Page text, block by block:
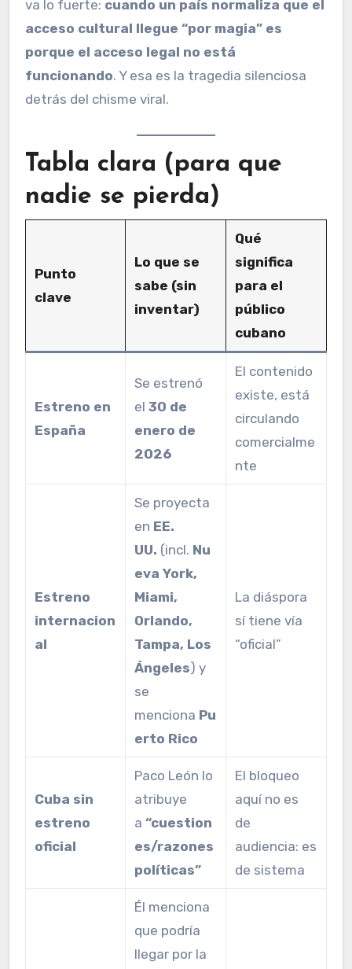
va lo fuerte: cuando un país normaliza que el
acceso cultural llegue “por magia” es
porque el acceso legal no está
funcionando. Y esa es la tragedia silenciosa
detrás del chisme viral.
Tabla clara (para que
nadie se pierda)
Punto
clave
Lo que se
sabe (sin
inventar)
Qué
significa
para el
público
cubano
Estreno en
España
Se estrenó
el30 de
enero de
2026
El contenido
existe, está
circulando
comercialme
nte
Estreno
internacion
al
Se proyecta
en EE.
UU. (incl. Nu
eva York,
Miami,
Orlando,
Tampa, Los
Ángeles) y
se
menciona Pu
erto Rico
La diáspora
sí tiene vía
“oficial”
Cuba sin
estreno
oficial
Paco León lo
atribuye
a“cuestion
es/razones
políticas”
El bloqueo
aquí no es
de
audiencia: es
de sistema
Él menciona
que podría
llegar por la